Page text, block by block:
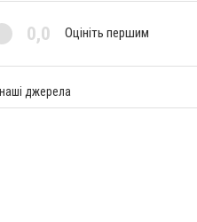
0,0 Оцініть першим
джерела